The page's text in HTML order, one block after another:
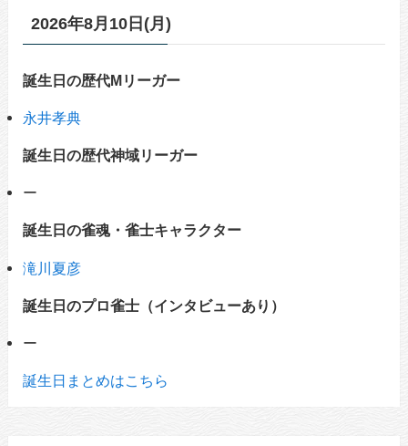
2026年8月10日(月)
誕生日の歴代Mリーガー
永井孝典
誕生日の歴代神域リーガー
ー
誕生日の雀魂・雀士キャラクター
滝川夏彦
誕生日のプロ雀士（インタビューあり）
ー
誕生日まとめはこちら